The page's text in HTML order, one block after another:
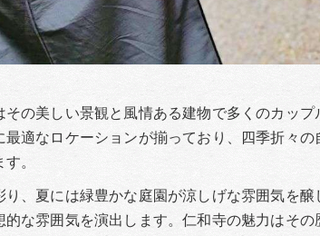
の美しい景観と風情ある建物で多くのカップ
適なロケーションが揃っており、四季折々
。
、夏には緑豊かな庭園が涼しげな雰囲気を
な雰囲気を演出します。仁和寺の魅力はそ